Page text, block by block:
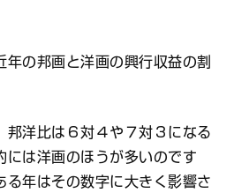
の邦画と洋画の興行収益の割
洋比は６対４や７対３になる
には洋画のほうが多いのです
る年はその数字に大きく影響さ